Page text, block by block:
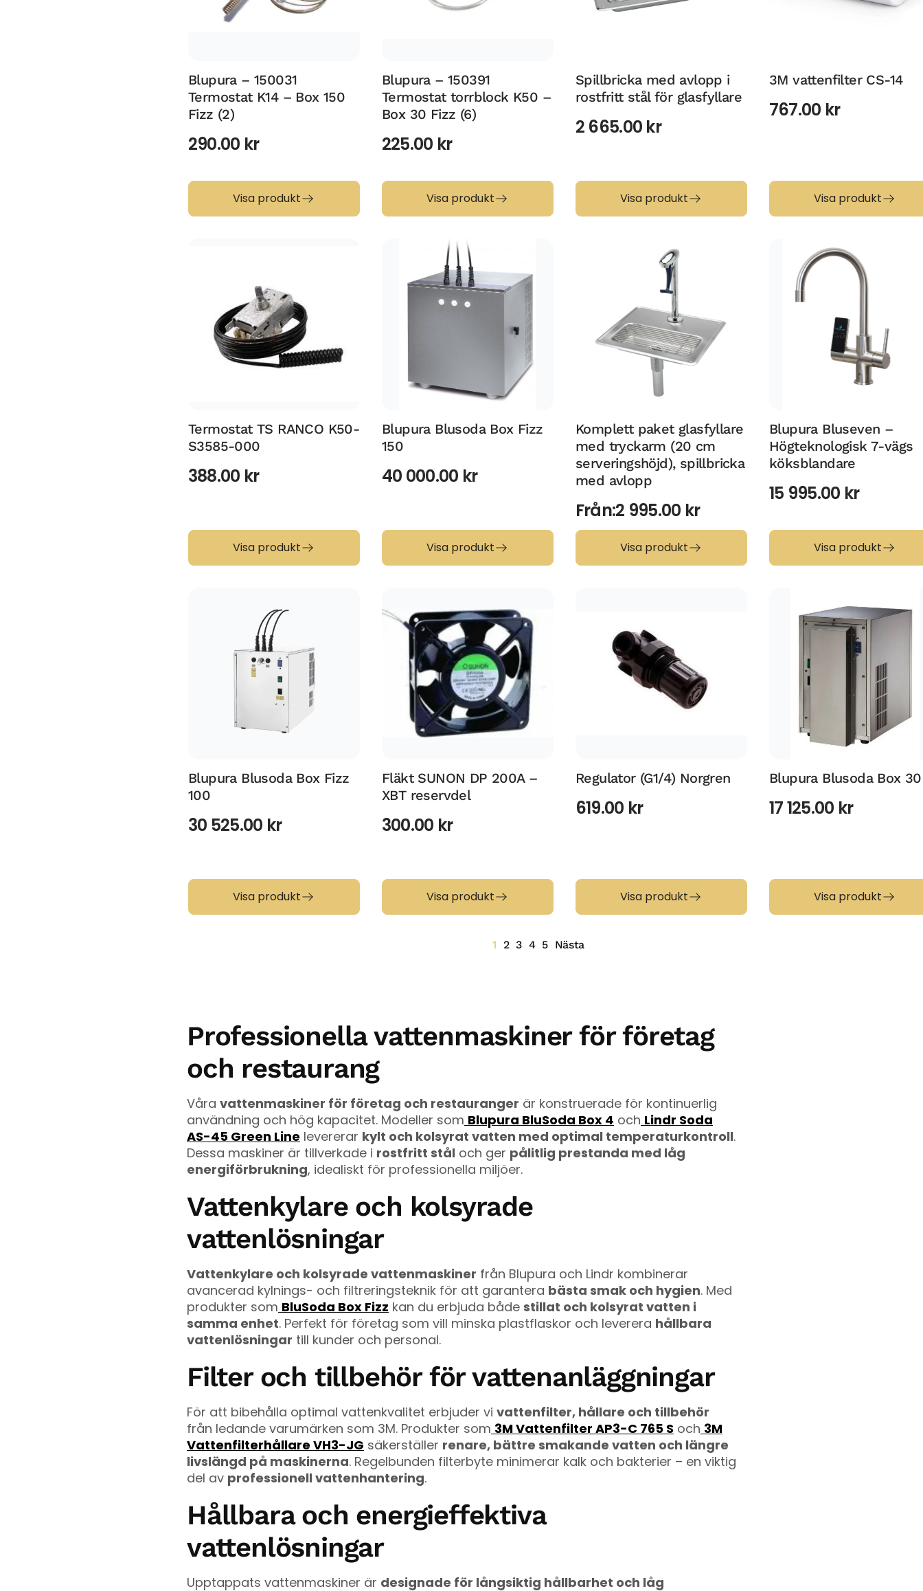
Blupura – 150031
Termostat K14 – Box 150
Fizz (2)
290.00 kr
Visa produkt
Blupura – 150391
Termostat torrblock K50 –
Box 30 Fizz (6)
225.00 kr
Visa produkt
Spillbricka med avlopp i
rostfritt stål för glasfyllare
2 665.00 kr
Visa produkt
3M vattenfilter CS-14
767.00 kr
Visa produkt
Termostat TS RANCO K50-
S3585-000
388.00 kr
Visa produkt
Blupura Blusoda Box Fizz
150
40 000.00 kr
Visa produkt
Komplett paket glasfyllare
med tryckarm (20 cm
serveringshöjd), spillbricka
med avlopp
Från:2 995.00 kr
Visa produkt
Blupura Bluseven –
Högteknologisk 7-vägs
köksblandare
15 995.00 kr
Visa produkt
Blupura Blusoda Box Fizz
100
30 525.00 kr
Visa produkt
Fläkt SUNON DP 200A –
XBT reservdel
300.00 kr
Visa produkt
Regulator (G1/4) Norgren
619.00 kr
Visa produkt
Blupura Blusoda Box 30
17 125.00 kr
Visa produkt
1 2 3 4 5 Nästa
Professionella vattenmaskiner för företag
och restaurang
Våra vattenmaskiner för företag och restauranger är konstruerade för kontinuerlig
användning och hög kapacitet. Modeller som Blupura BluSoda Box 4 och Lindr Soda
AS-45 Green Line levererar kylt och kolsyrat vatten med optimal temperaturkontroll.
Dessa maskiner är tillverkade i rostfritt stål och ger pålitlig prestanda med låg
energiförbrukning, idealiskt för professionella miljöer.
Vattenkylare och kolsyrade
vattenlösningar
Vattenkylare och kolsyrade vattenmaskiner från Blupura och Lindr kombinerar
avancerad kylnings- och filtreringsteknik för att garantera bästa smak och hygien. Med
produkter som BluSoda Box Fizz kan du erbjuda både stillat och kolsyrat vatten i
samma enhet. Perfekt för företag som vill minska plastflaskor och leverera hållbara
vattenlösningar till kunder och personal.
Filter och tillbehör för vattenanläggningar
För att bibehålla optimal vattenkvalitet erbjuder vi vattenfilter, hållare och tillbehör
från ledande varumärken som 3M. Produkter som 3M Vattenfilter AP3-C 765 S och 3M
Vattenfilterhållare VH3-JG säkerställer renare, bättre smakande vatten och längre
livslängd på maskinerna. Regelbunden filterbyte minimerar kalk och bakterier – en viktig
del av professionell vattenhantering.
Hållbara och energieffektiva
vattenlösningar
Upptappats vattenmaskiner är designade för långsiktig hållbarhet och låg